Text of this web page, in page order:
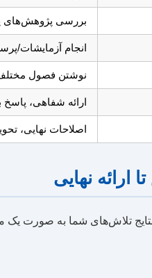
بررسی پژوهش‌های
انجام آزمایشات/
نوشتن فصول
ارائه شفاهی، پاسخ
اصلاحات نهایی،
ارائه نهایی
تلاش‌های شما به صورت یک